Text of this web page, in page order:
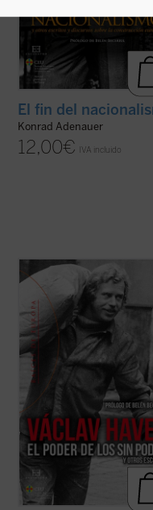
El fin del
Konrad Adenauer
12,00€ IVA incluido
El poder de los sin poder
es una de las
obras más importantes de Václav Havel
(1936-2011), un ensayo que constituyó un
verdadero grito de libertad en los años
setenta y que pronto se convertiría en un
manifiesto de la disidencia en ...